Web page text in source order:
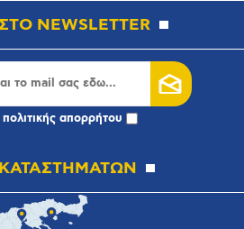
NEWSLETTER
πολιτικής απορρήτου